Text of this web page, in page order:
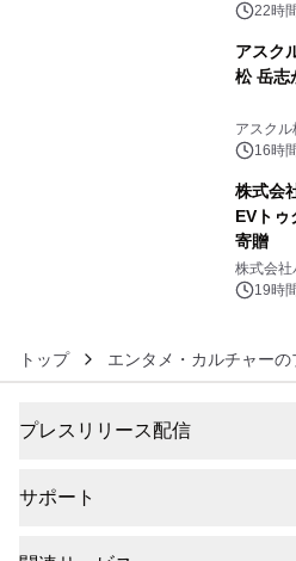
22時
アスク
松 岳志
アスクル
16時
株式会
EVトゥ
寄贈
株式会社
19時
トップ エンタメ・カルチャー
プレスリリース配信
サポート